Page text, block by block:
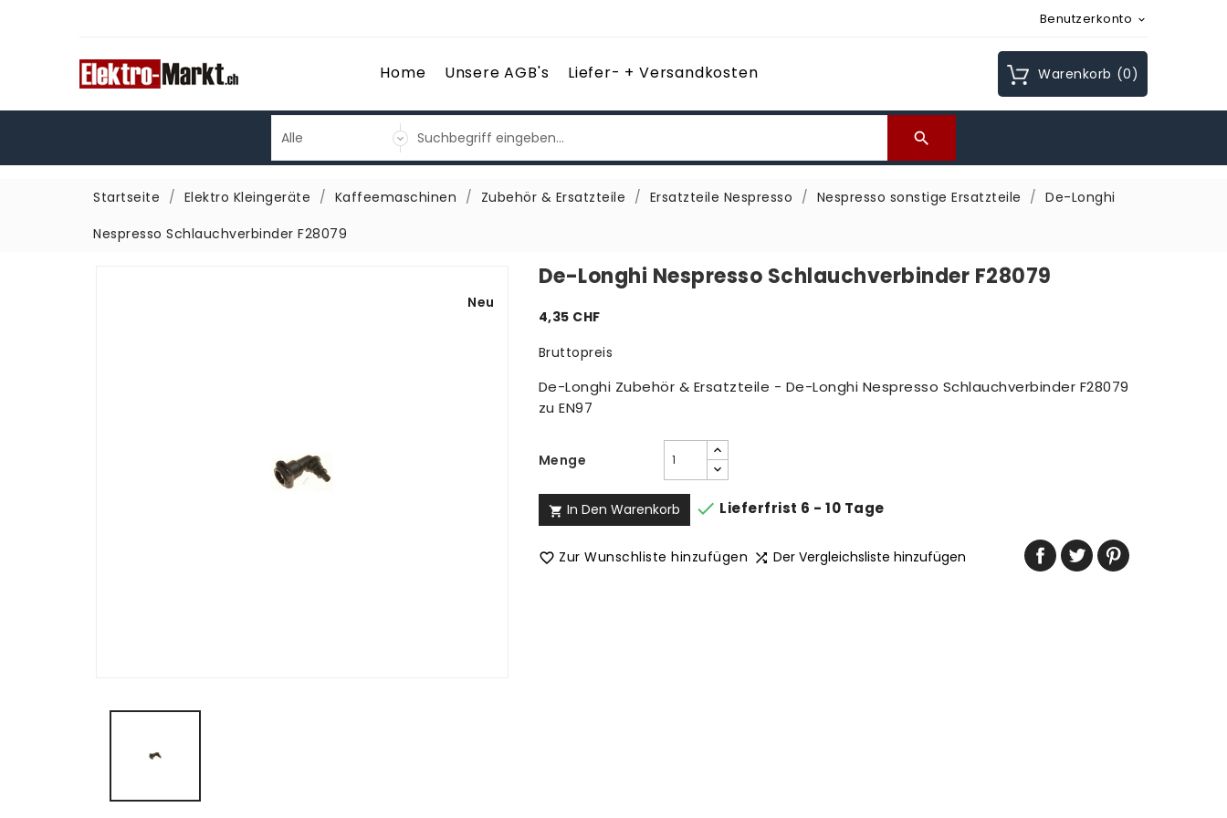
Benutzerkonto 
Home Unsere AGB's Liefer- + Versandkosten Warenkorb (0)

Startseite Elektro Kleingeräte Kaffeemaschinen Zubehör & Ersatzteile Ersatzteile Nespresso Nespresso sonstige Ersatzteile
De-Longhi
Nespresso Schlauchverbinder F28079
Neu
De-Longhi Nespresso Schlauchverbinder F28079
4,35 CHF
Bruttopreis
De-Longhi Zubehör & Ersatzteile - De-Longhi Nespresso Schlauchverbinder F28079
zu EN97
Menge
 In Den Warenkorb  Lieferfrist 6 - 10 Tage
 Zur Wunschliste hinzufügen  Der Vergleichsliste hinzufügen